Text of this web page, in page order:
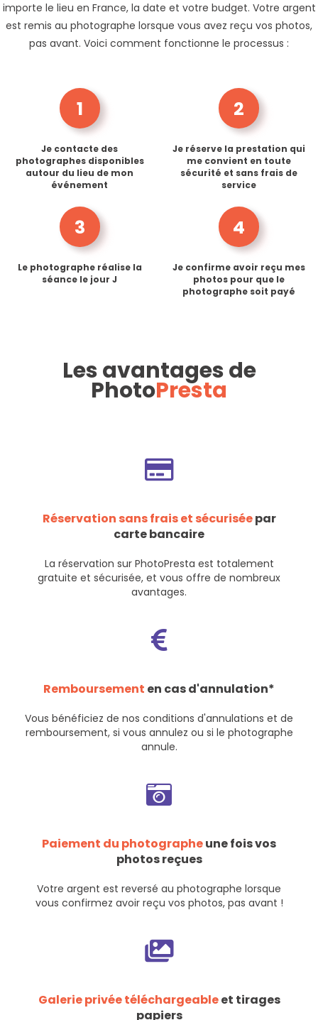
importe le lieu en France, la date et votre budget. Votre argent
est remis au photographe lorsque vous avez reçu vos photos,
pas avant. Voici comment fonctionne le processus :
1
Je contacte des
photographes disponibles
autour du lieu de mon
événement
2
Je réserve la prestation qui
me convient en toute
sécurité et sans frais de
service
3
Le photographe réalise la
séance le jour J
4
Je confirme avoir reçu mes
photos pour que le
photographe soit payé
Les avantages de
PhotoPresta
Réservation sans frais et sécuriséepar
carte bancaire
La réservation sur PhotoPresta est totalement
gratuite et sécurisée, et vous offre de nombreux
avantages.
Remboursement en cas d'annulation*
Vous bénéficiez de nos conditions d'annulations et de
remboursement, si vous annulez ou si le photographe
annule.
Paiement du photographeune fois vos
photos reçues
Votre argent est reversé au photographe lorsque
vous confirmez avoir reçu vos photos, pas avant !
Galerie privée téléchargeableet tirages
papiers